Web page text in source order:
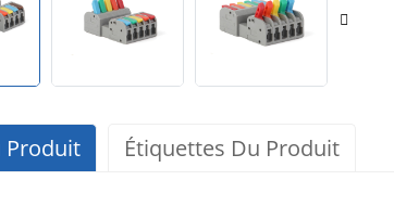
Produit Étiquettes Du Produit